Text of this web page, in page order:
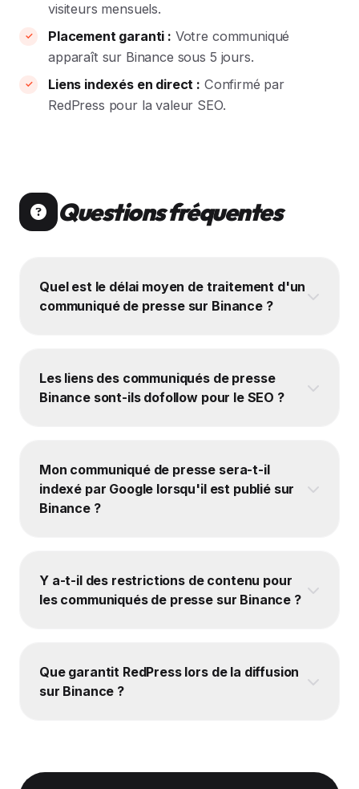
visiteurs mensuels.
Placement garanti : Votre communiqué
apparaît sur Binance sous 5 jours.
Liens indexés en direct : Confirmé par
RedPress pour la valeur SEO.
Questions fréquentes
Quel est le délai moyen de traitement d'un
communiqué de presse sur Binance ?
Les liens des communiqués de presse
Binance sont-ils dofollow pour le SEO ?
Mon communiqué de presse sera-t-il
indexé par Google lorsqu'il est publié sur
Binance ?
Y a-t-il des restrictions de contenu pour
les communiqués de presse sur Binance ?
Que garantit RedPress lors de la diffusion
sur Binance ?